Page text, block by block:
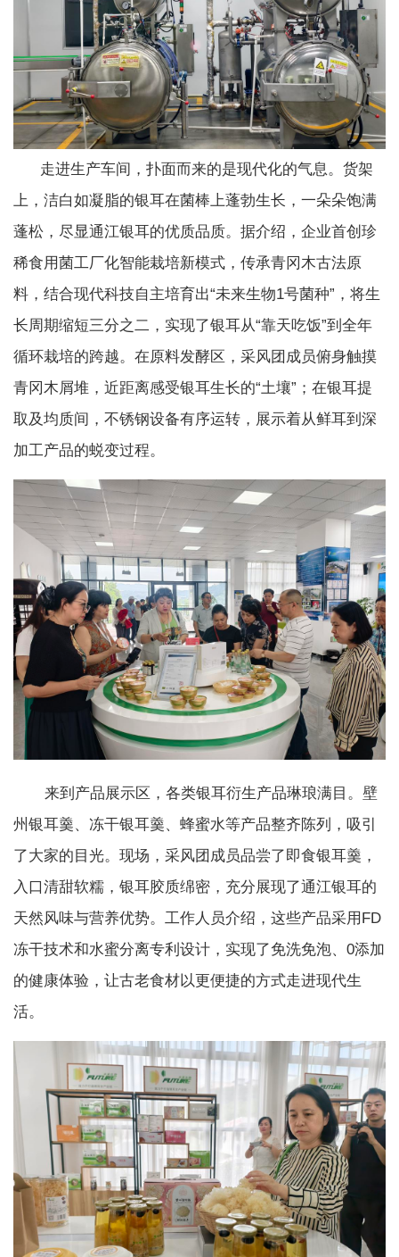
走进生产车间，扑面而来的是现代化的气息。货架
上，洁白如凝脂的银耳在菌棒上蓬勃生长，一朵朵饱满
蓬松，尽显通江银耳的优质品质。据介绍，企业首创珍
稀食用菌工厂化智能栽培新模式，传承青冈木古法原
料，结合现代科技自主培育出“未来生物1号菌种”，将生
长周期缩短三分之二，实现了银耳从“靠天吃饭”到全年
循环栽培的跨越。在原料发酵区，采风团成员俯身触摸
青冈木屑堆，近距离感受银耳生长的“土壤”；在银耳提
取及均质间，不锈钢设备有序运转，展示着从鲜耳到深
加工产品的蜕变过程。
来到产品展示区，各类银耳衍生产品琳琅满目。壁
州银耳羹、冻干银耳羹、蜂蜜水等产品整齐陈列，吸引
了大家的目光。现场，采风团成员品尝了即食银耳羹，
入口清甜软糯，银耳胶质绵密，充分展现了通江银耳的
天然风味与营养优势。工作人员介绍，这些产品采用FD
冻干技术和水蜜分离专利设计，实现了免洗免泡、0添加
的健康体验，让古老食材以更便捷的方式走进现代生
活。